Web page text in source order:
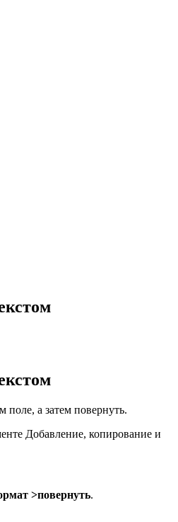
поле, а затем повернуть.
Добавление, копирование и
>повернуть.